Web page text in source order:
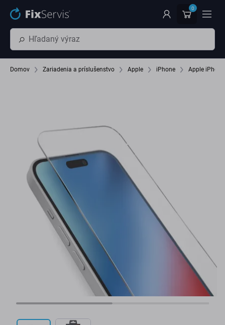
Preskočiť na hlavný obsah 0
Domov Zariadenia a príslušenstvo Apple iPhone Apple